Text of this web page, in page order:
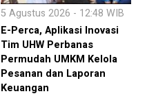
5 Agustus 2026 - 12:48 WIB
E-Perca, Aplikasi Inovasi
Tim UHW Perbanas
Permudah UMKM Kelola
Pesanan dan Laporan
Keuangan